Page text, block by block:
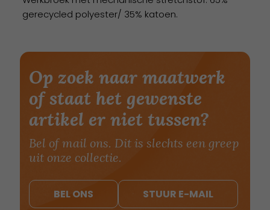
gerecycled polyester/ 35% katoen.
Op zoek naar maatwerk
of staat het gewenste
artikel er niet tussen?
Bel of mail ons. Dit is slechts een greep
uit onze collectie.
BEL ONS STUUR E-MAIL